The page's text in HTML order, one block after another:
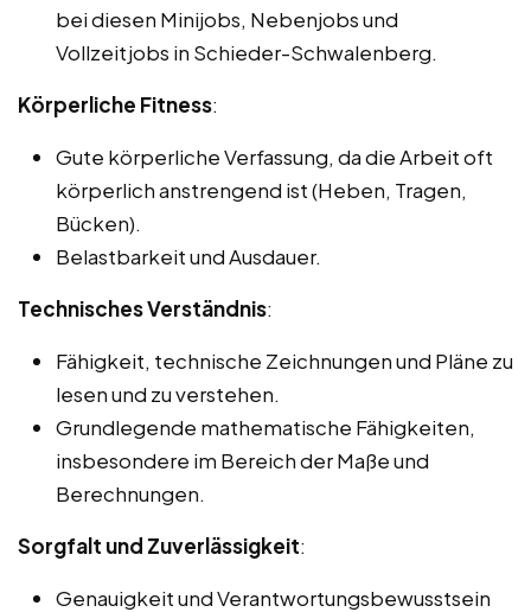
bei diesen Minijobs, Nebenjobs und
Vollzeitjobs in Schieder-Schwalenberg.
Körperliche Fitness:
Gute körperliche Verfassung, da die Arbeit oft
körperlich anstrengend ist (Heben, Tragen,
Bücken).
Belastbarkeit und Ausdauer.
Technisches Verständnis:
Fähigkeit, technische Zeichnungen und Pläne zu
lesen und zu verstehen.
Grundlegende mathematische Fähigkeiten,
insbesondere im Bereich der Maße und
Berechnungen.
Sorgfalt und Zuverlässigkeit:
Genauigkeit und Verantwortungsbewusstsein